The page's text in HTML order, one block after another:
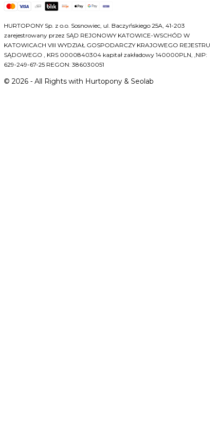
HURTOPONY Sp. z o.o. Sosnowiec, ul. Baczyńskiego 25A, 41-203
zarejestrowany przez SĄD REJONOWY KATOWICE-WSCHÓD W
KATOWICACH VIII WYDZIAŁ GOSPODARCZY KRAJOWEGO REJESTRU
SĄDOWEGO , KRS 0000840304 kapitał zakładowy 140000PLN, ,NIP:
629-249-67-25 REGON: 386030051
© 2026 - All Rights with Hurtopony & Seolab